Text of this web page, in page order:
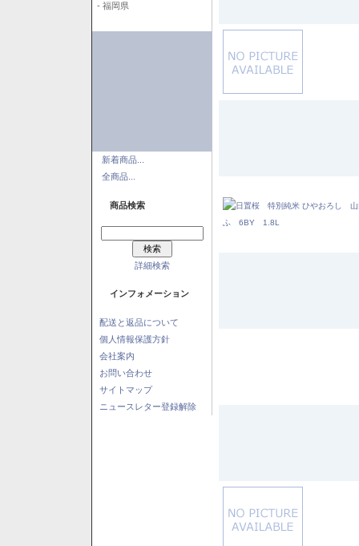
- 福岡県
新着商品...
全商品...
商品検索
詳細検索
インフォメーション
配送と返品について
個人情報保護方針
会社案内
お問い合わせ
サイトマップ
ニュースレター登録解除